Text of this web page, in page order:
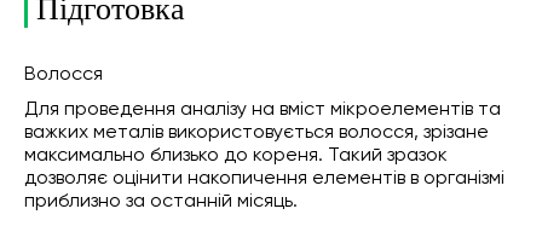
Підготовка
Волосся
Для проведення аналізу на вміст мікроелементів та
важких металів використовується волосся, зрізане
максимально близько до кореня. Такий зразок
дозволяє оцінити накопичення елементів в організмі
приблизно за останній місяць.